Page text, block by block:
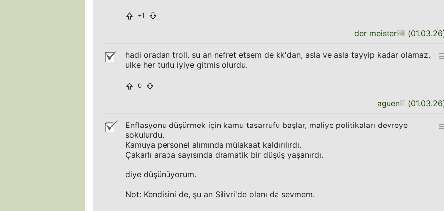
+1
der meister (01.03.26
hadi oradan troll. su an nefret etsem de kk'dan, asla ve asla tayyip kadar olamaz.
ulke her turlu iyiye gitmis olurdu.
0
aguen (01.03.26
Enflasyonu düşürmek için kamu tasarrufu başlar, maliye politikaları devreye
sokulurdu.
Kamuya personel alımında mülakaat kaldırılırdı.
Çakarlı araba sayısında dramatik bir düşüş yaşanırdı.
diye düşünüyorum.
Not: Kendisini de, şu an Silivri'de olanı da sevmem.